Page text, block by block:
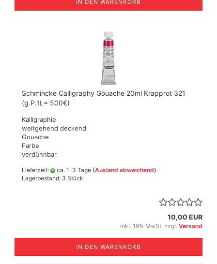
IN DEN WARENKORB
Schmincke Calligraphy Gouache 20ml Krapprot 321
(g.P.1L= 500€)
Kalligraphie
weitgehend deckend
Gouache
Farbe
verdünnbar
Lieferzeit: ca. 1-3 Tage (Ausland abweichend)
Lagerbestand: 3 Stück
10,00 EUR
inkl. 19% MwSt. zzgl. Versand
IN DEN WARENKORB